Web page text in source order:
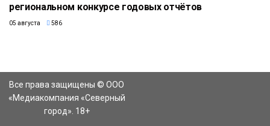
региональном конкурсе годовых отчётов
05 августа 586
Все права защищены © ООО
«Медиакомпания «Северный
город». 18+